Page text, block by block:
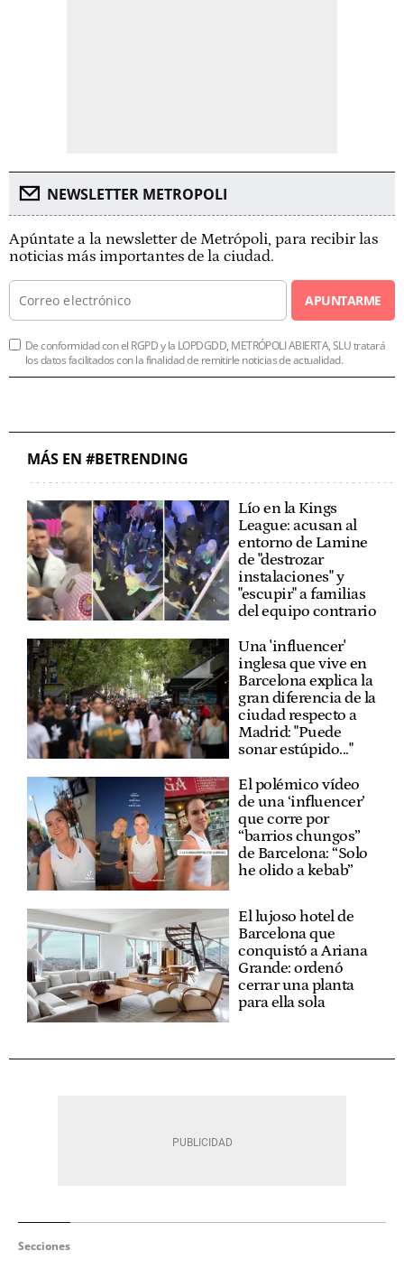
NEWSLETTER METROPOLI
Apúntate a la newsletter de Metrópoli, para recibir las
noticias más importantes de la ciudad.
APUNTARME
De conformidad con el RGPD y la LOPDGDD, METRÓPOLI ABIERTA, SLU tratará
los datos facilitados con la finalidad de remitirle noticias de actualidad.
MÁS EN #BETRENDING
Lío en la Kings
League: acusan al
entorno de Lamine
de "destrozar
instalaciones" y
"escupir" a familias
del equipo contrario
Una 'influencer'
inglesa que vive en
Barcelona explica la
gran diferencia de la
ciudad respecto a
Madrid: "Puede
sonar estúpido..."
El polémico vídeo
de una ‘influencer’
que corre por
“barrios chungos”
de Barcelona: “Solo
he olido a kebab”
El lujoso hotel de
Barcelona que
conquistó a Ariana
Grande: ordenó
cerrar una planta
para ella sola
Secciones